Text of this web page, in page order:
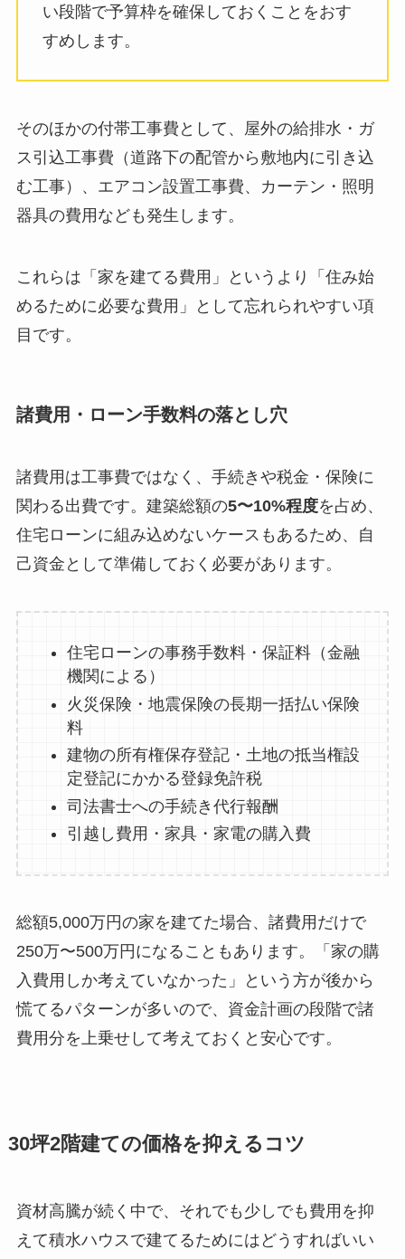
い段階で予算枠を確保しておくことをおす
すめします。
そのほかの付帯工事費として、屋外の給排水・ガ
ス引込工事費（道路下の配管から敷地内に引き込
む工事）、エアコン設置工事費、カーテン・照明
器具の費用なども発生します。
これらは「家を建てる費用」というより「住み始
めるために必要な費用」として忘れられやすい項
目です。
諸費用・ローン手数料の落とし穴
諸費用は工事費ではなく、手続きや税金・保険に
関わる出費です。建築総額の5〜10%程度を占め、
住宅ローンに組み込めないケースもあるため、自
己資金として準備しておく必要があります。
住宅ローンの事務手数料・保証料（金融
機関による）
火災保険・地震保険の長期一括払い保険
料
建物の所有権保存登記・土地の抵当権設
定登記にかかる登録免許税
司法書士への手続き代行報酬
引越し費用・家具・家電の購入費
総額5,000万円の家を建てた場合、諸費用だけで
250万〜500万円になることもあります。「家の購
入費用しか考えていなかった」という方が後から
慌てるパターンが多いので、資金計画の段階で諸
費用分を上乗せして考えておくと安心です。
30坪2階建ての価格を抑えるコツ
資材高騰が続く中で、それでも少しでも費用を抑
えて積水ハウスで建てるためにはどうすればいい